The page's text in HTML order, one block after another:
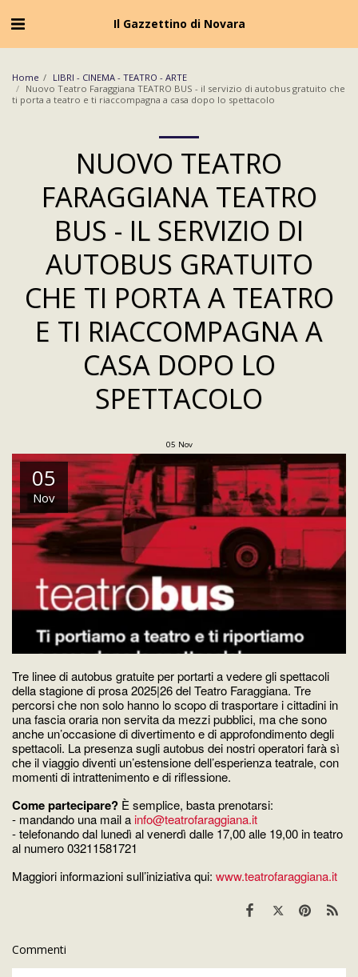
Il Gazzettino di Novara
Home
LIBRI - CINEMA - TEATRO - ARTE
Nuovo Teatro Faraggiana TEATRO BUS - il servizio di autobus gratuito che
ti porta a teatro e ti riaccompagna a casa dopo lo spettacolo
NUOVO TEATRO
FARAGGIANA TEATRO
BUS - IL SERVIZIO DI
AUTOBUS GRATUITO
CHE TI PORTA A TEATRO
E TI RIACCOMPAGNA A
CASA DOPO LO
SPETTACOLO
05 Nov
05
Nov
Tre linee di autobus gratuite per portarti a vedere gli spettacoli
della stagione di prosa 2025|26 del Teatro Faraggiana. Tre
percorsi che non solo hanno lo scopo di trasportare i cittadini in
una fascia oraria non servita da mezzi pubblici, ma che sono
anche un’occasione di divertimento e di approfondimento degli
spettacoli. La presenza sugli autobus dei nostri operatori farà sì
che il viaggio diventi un’estensione dell’esperienza teatrale, con
momenti di intrattenimento e di riflessione.
Come partecipare? È semplice, basta prenotarsi:
- mandando una mail ainfo@teatrofaraggiana.it
- telefonando dal lunedì al venerdì dalle 17,00 alle 19,00 in teatro
al numero 03211581721
Maggiori informazioni sull’iniziativa qui: www.teatrofaraggiana.it
Commenti